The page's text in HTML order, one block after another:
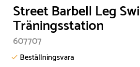
Street Barbell Leg
Träningsstation
607707
Beställningsvara